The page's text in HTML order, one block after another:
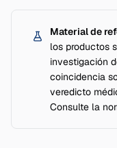
Material de
los productos
investigación
coincidencia
veredicto
Consulte la